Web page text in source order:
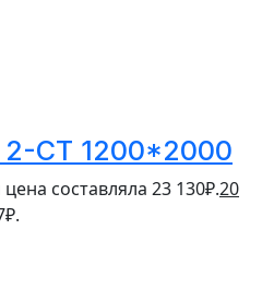
2-СТ 1200*2000
составляла 23 130₽.20